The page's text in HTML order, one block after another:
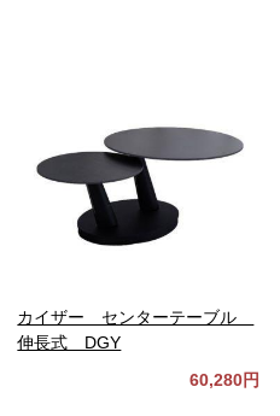
カイザー センターテーブル
伸長式 DGY
60,280円